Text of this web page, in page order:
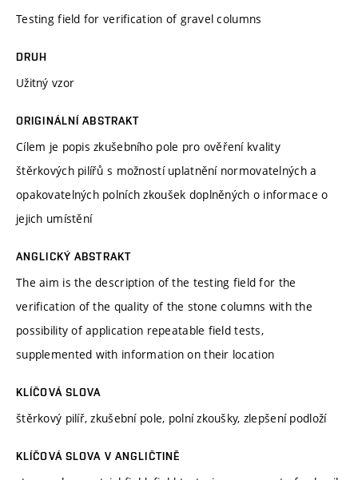
Testing field for verification of gravel columns
DRUH
Užitný vzor
ORIGINÁLNÍ ABSTRAKT
Cílem je popis zkušebního pole pro ověření kvality
štěrkových pilířů s možností uplatnění normovatelných a
opakovatelných polních zkoušek doplněných o informace o
jejich umístění
ANGLICKÝ ABSTRAKT
The aim is the description of the testing field for the
verification of the quality of the stone columns with the
possibility of application repeatable field tests,
supplemented with information on their location
KLÍČOVÁ SLOVA
štěrkový pilíř, zkušební pole, polní zkoušky, zlepšení podloží
KLÍČOVÁ SLOVA V ANGLIČTINĚ